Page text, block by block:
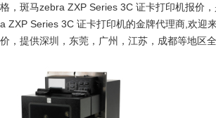
格，斑马zebra ZXP Series 3C 证卡打印机报价
a ZXP Series 3C 证卡打印机的金牌代理商,欢迎
价，提供深圳，东莞，广州，江苏，成都等地区全